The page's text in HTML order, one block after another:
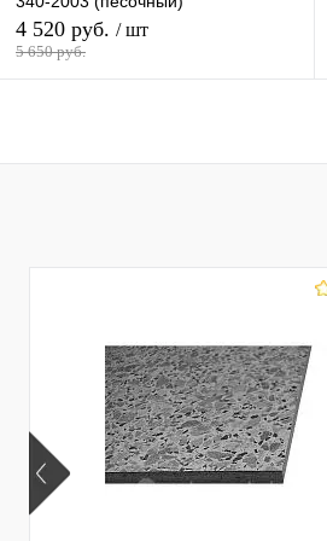
4 520 руб. / шт
5 650 руб.